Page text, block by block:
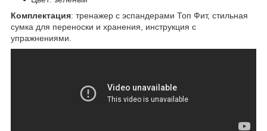
Комплектация: тренажер с эспандерами Топ Фит, стильная
сумка для переноски и хранения, инструкция с
упражнениями.